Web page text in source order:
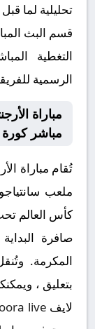
تحليلية لما
قسم البث
التغطية
الرسمية
مباشر
ملعب
بتعليق ،
لايف live